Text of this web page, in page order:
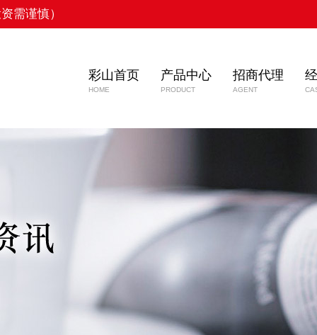
需谨慎）
彩山首页
HOME
产品中心
PRODUCT
招商代理
AGENT